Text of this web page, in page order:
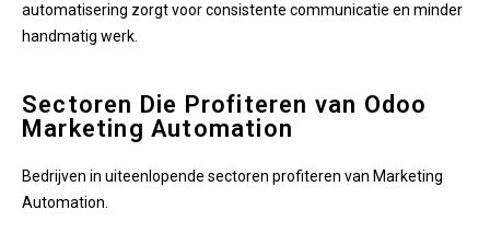
automatisering zorgt voor consistente communicatie en minder
handmatig werk.
Sectoren Die Profiteren van Odoo
Marketing Automation
Bedrijven in uiteenlopende sectoren profiteren van Marketing
Automation.